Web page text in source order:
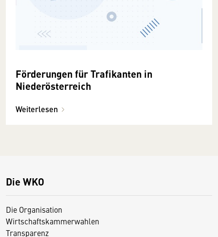
Förderungen für Trafikanten in
Niederösterreich
Weiterlesen
Die WKO
Die Organisation
Wirtschaftskammerwahlen
Transparenz